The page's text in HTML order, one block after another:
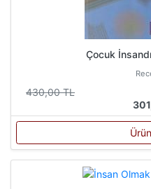
Çocuk
430,00 TL